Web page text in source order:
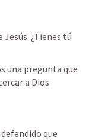
¿Tienes tú
una pregunta que
a Dios
que